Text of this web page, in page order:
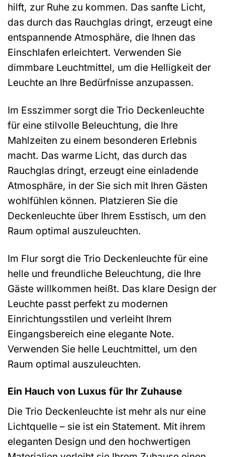
hilft, zur Ruhe zu kommen. Das sanfte Licht,
das durch das Rauchglas dringt, erzeugt eine
entspannende Atmosphäre, die Ihnen das
Einschlafen erleichtert. Verwenden Sie
dimmbare Leuchtmittel, um die Helligkeit der
Leuchte an Ihre Bedürfnisse anzupassen.
Im Esszimmer sorgt die Trio Deckenleuchte
für eine stilvolle Beleuchtung, die Ihre
Mahlzeiten zu einem besonderen Erlebnis
macht. Das warme Licht, das durch das
Rauchglas dringt, erzeugt eine einladende
Atmosphäre, in der Sie sich mit Ihren Gästen
wohlfühlen können. Platzieren Sie die
Deckenleuchte über Ihrem Esstisch, um den
Raum optimal auszuleuchten.
Im Flur sorgt die Trio Deckenleuchte für eine
helle und freundliche Beleuchtung, die Ihre
Gäste willkommen heißt. Das klare Design der
Leuchte passt perfekt zu modernen
Einrichtungsstilen und verleiht Ihrem
Eingangsbereich eine elegante Note.
Verwenden Sie helle Leuchtmittel, um den
Raum optimal auszuleuchten.
Ein Hauch von Luxus für Ihr Zuhause
Die Trio Deckenleuchte ist mehr als nur eine
Lichtquelle – sie ist ein Statement. Mit ihrem
eleganten Design und den hochwertigen